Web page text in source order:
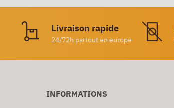
Livraison rapide
24/72h partout en europe
INFORMATIONS